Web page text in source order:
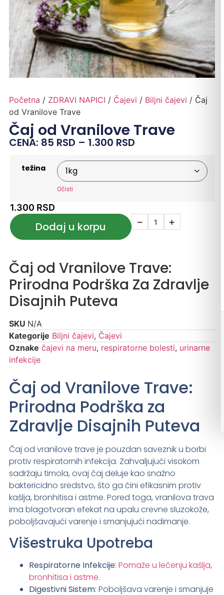
Početna / ZDRAVI NAPICI / Čajevi / Biljni čajevi / Čaj
od Vranilove Trave
Čaj od Vranilove Trave
CENA: 85 RSD – 1.300 RSD
težina
Očisti
1.300 RSD
− +
Dodaj u korpu
Čaj od Vranilove Trave:
Prirodna Podrška Za Zdravlje
Disajnih Puteva
SKU N/A
Kategorije Biljni čajevi, Čajevi
Oznake čajevi na meru, respiratorne bolesti, urinarne
infekcije
Čaj od Vranilove Trave:
Prirodna Podrška za
Zdravlje Disajnih Puteva
Čaj od vranilove trave je pouzdan saveznik u borbi
protiv respiratornih infekcija. Zahvaljujući visokom
sadržaju timola, ovaj čaj deluje kao snažno
baktericidno sredstvo, što ga čini efikasnim protiv
kašlja, bronhitisa i astme. Pored toga, vranilova trava
ima blagotvoran efekat na upalu crevne sluzokože,
poboljšavajući varenje i smanjujući nadimanje.
Višestruka Upotreba
Respiratorne Infekcije: Pomaže u lečenju kašlja,
bronhitisa i astme.
Digestivni Sistem: Poboljšava varenje i smanjuje